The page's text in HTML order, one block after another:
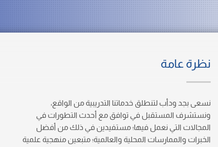
نظرة عامة
نسعى بجد ودأب لتنطلق خدماتنا التدريبية من الواقع،
ونستشرف المستقبل في توافق مع أحدث التطورات في
المجالات التي نعمل فيها؛ مستفيدين في ذلك من أفضل
الخبرات والممارسات المحلية والعالمية؛ متبعين منهجية علمية